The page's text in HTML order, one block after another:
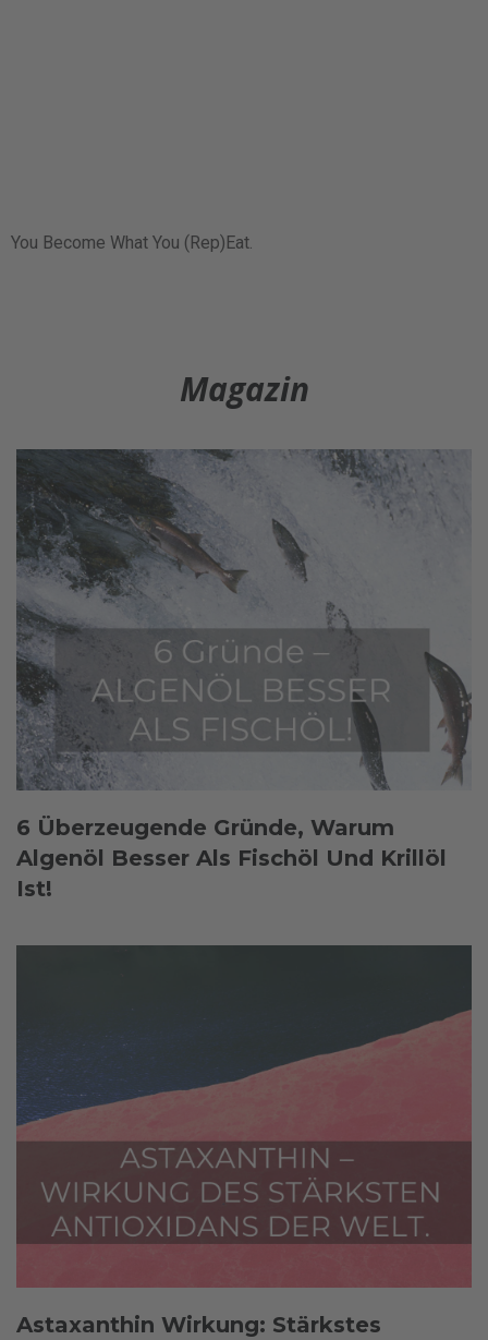
You Become What You (Rep)Eat.
Magazin
6 Überzeugende Gründe, Warum
Algenöl Besser Als Fischöl Und Krillöl
Ist!
Astaxanthin Wirkung: Stärkstes